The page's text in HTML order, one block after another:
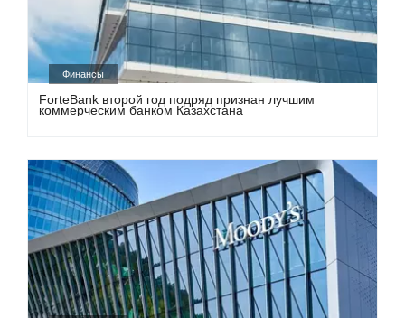
Финансы
ForteBank второй год подряд признан лучшим
коммерческим банком Казахстана